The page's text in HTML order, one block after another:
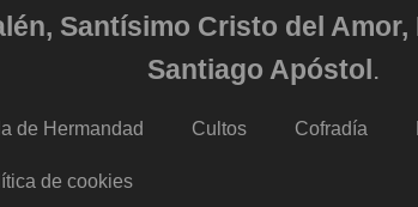
Santísimo Cristo del
Santiago Apóstol.
de Hermandad Cultos Cofradía
de cookies